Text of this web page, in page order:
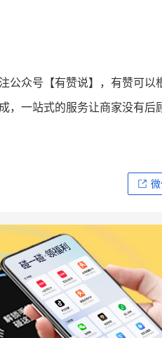
公众号【有赞说】，有赞可以
，一站式的服务让商家没有后